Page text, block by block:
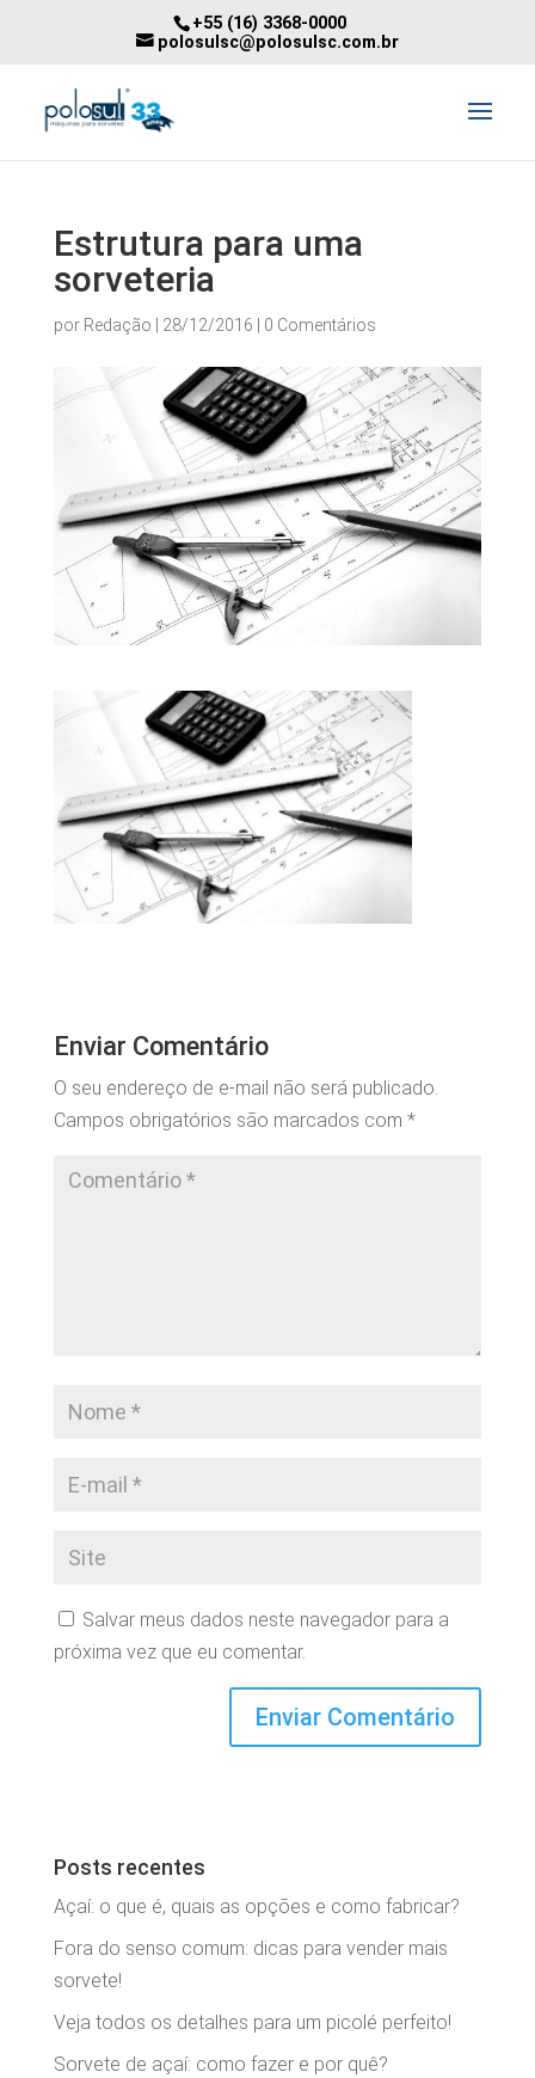
+55 (16) 3368-0000
polosulsc@polosulsc.com.br
Estrutura para uma
sorveteria
por Redação 28/12/2016 0 Comentários
Enviar Comentário
O seu endereço de e-mail não será publicado.
Campos obrigatórios são marcados com *
Salvar meus dados neste navegador para a
próxima vez que eu comentar.
Posts recentes
Açaí: o que é, quais as opções e como fabricar?
Fora do senso comum: dicas para vender mais
sorvete!
Veja todos os detalhes para um picolé perfeito!
Sorvete de açaí: como fazer e por quê?